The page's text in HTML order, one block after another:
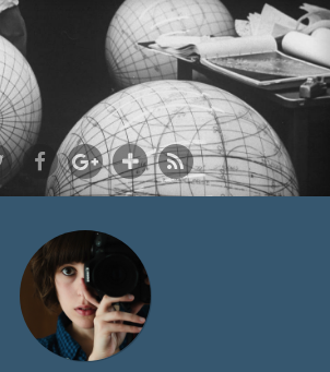
Ich bin Fyn,
23, und
wohne in
Köln